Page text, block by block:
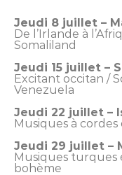
Jeudi 8 juillet –
De l’Irlande à
Somaliland
Jeudi 15 juillet –
Excitant occitan /
Venezuela
Jeudi 22 juillet –
Musiques à
Jeudi 29 juillet –
Musiques turques
bohème